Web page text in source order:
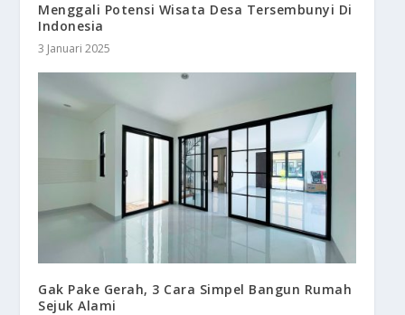
Menggali Potensi Wisata Desa Tersembunyi Di
Indonesia
3 Januari 2025
Gak Pake Gerah, 3 Cara Simpel Bangun Rumah
Sejuk Alami